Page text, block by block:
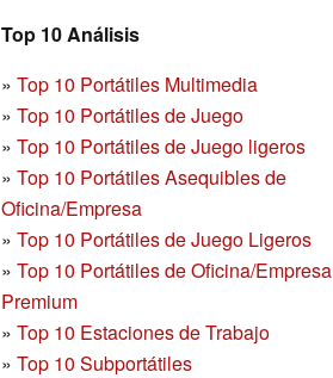
Top 10 Análisis
» Top 10 Portátiles Multimedia
» Top 10 Portátiles de Juego
» Top 10 Portátiles de Juego ligeros
» Top 10 Portátiles Asequibles de
Oficina/Empresa
» Top 10 Portátiles de Juego Ligeros
» Top 10 Portátiles de Oficina/Empresa
Premium
» Top 10 Estaciones de Trabajo
» Top 10 Subportátiles